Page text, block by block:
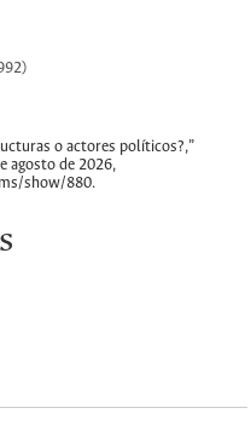
o actores políticos?,”
agosto de 2026,
show/880.